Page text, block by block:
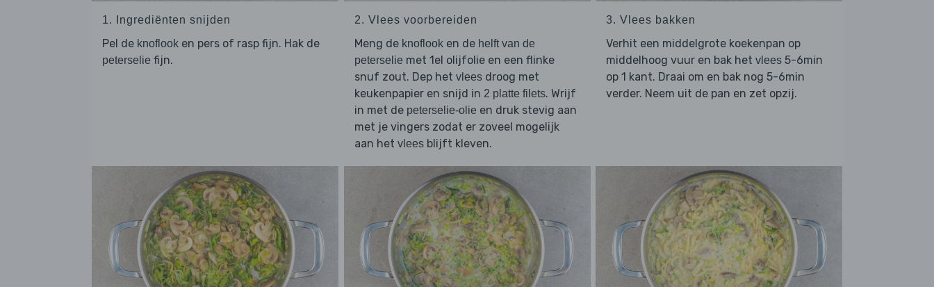
1. Ingrediënten snijden
Pel de knoflook en pers of rasp fijn. Hak de
peterselie fijn.
2. Vlees voorbereiden
Meng de knoflooken de helft van de
peterselie met 1el olijfolie en een flinke
snuf zout. Dep het vleesdroog met
keukenpapier en snijd in 2 platte filets. Wrijf
in met de peterselie-olie en druk stevig aan
met je vingers zodat er zoveel mogelijk
aan het vleesblijft kleven.
3. Vlees bakken
Verhit een middelgrote koekenpan op
middelhoog vuur en bak het vlees 5-6min
op 1 kant. Draai om en bak nog 5-6min
verder. Neem uit de pan en zet opzij.